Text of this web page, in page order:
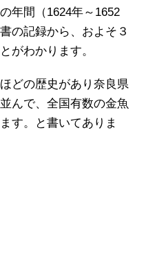
年間（1624年～1652
の記録から、およそ３
がわかります。
どの歴史があり奈良県
んで、全国有数の金魚
す。と書いてありま